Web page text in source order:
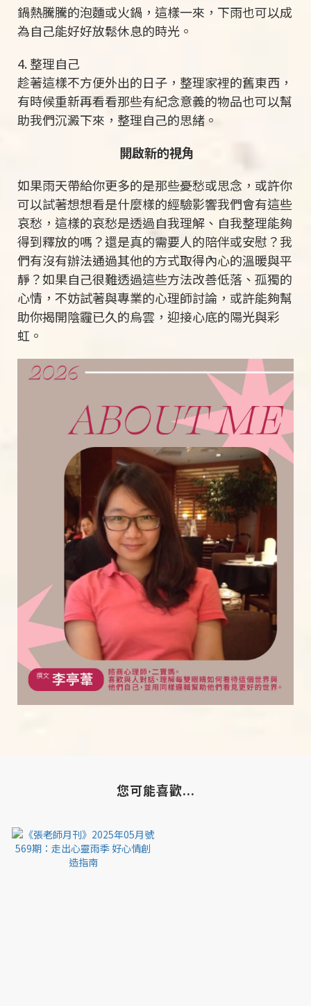
鍋熱騰騰的泡麵或火鍋，這樣一來，下雨也可以成
為自己能好好放鬆休息的時光。
4. 整理自己
趁著這樣不方便外出的日子，整理家裡的舊東西，
有時候重新再看看那些有紀念意義的物品也可以幫
助我們沉澱下來，整理自己的思緒。
開啟新的視角
如果雨天帶給你更多的是那些憂愁或思念，或許你
可以試著想想看是什麼樣的經驗影響我們會有這些
哀愁，這樣的哀愁是透過自我理解、自我整理能夠
得到釋放的嗎？還是真的需要人的陪伴或安慰？我
們有沒有辦法通過其他的方式取得內心的溫暖與平
靜？如果自己很難透過這些方法改善低落、孤獨的
心情，不妨試著與專業的心理師討論，或許能夠幫
助你揭開陰霾已久的烏雲，迎接心底的陽光與彩
虹。
您可能喜歡...